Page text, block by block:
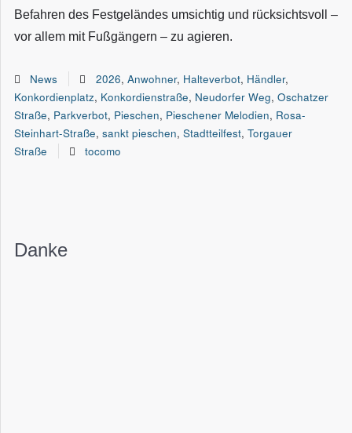
Befahren des Festgeländes umsichtig und rücksichtsvoll –
vor allem mit Fußgängern – zu agieren.
News 2026, Anwohner, Halteverbot, Händler,
Konkordienplatz, Konkordienstraße, Neudorfer Weg, Oschatzer
Straße, Parkverbot, Pieschen, Pieschener Melodien, Rosa-
Steinhart-Straße, sankt pieschen, Stadtteilfest, Torgauer
Straße
tocomo
Danke